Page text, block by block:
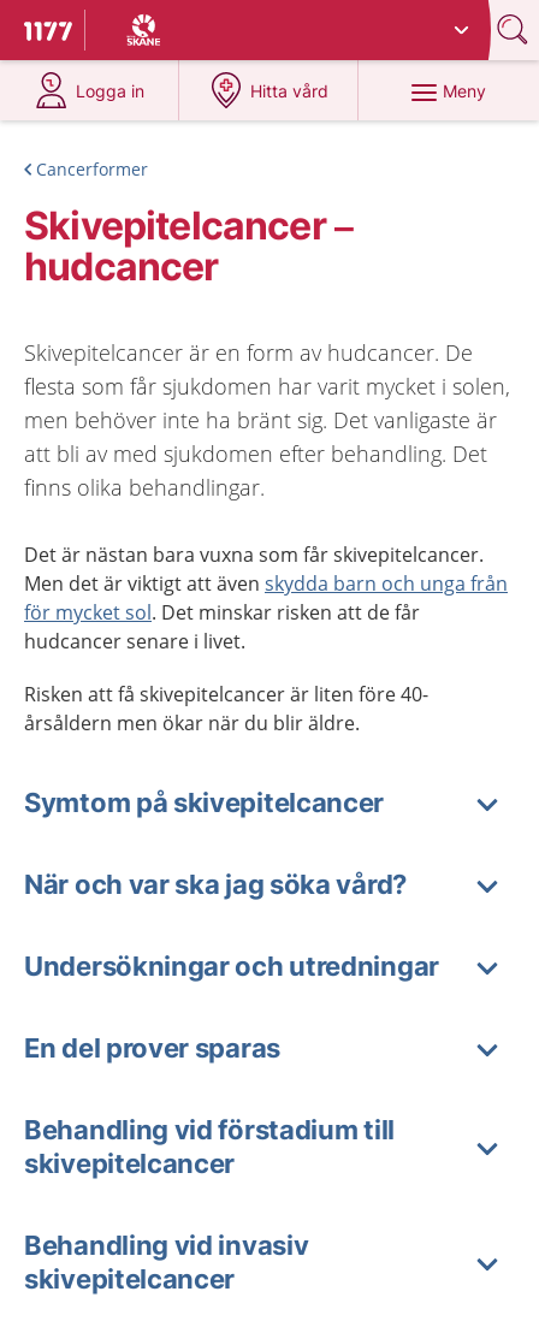
Till startsidan för 1177
Du har valt region
Logga in
på 1177.se
Hitta vård
på 1177.se
Meny
Cancerformer
Skivepitelcancer –
hudcancer
Skivepitelcancer är en form av hudcancer. De
flesta som får sjukdomen har varit mycket i solen,
men behöver inte ha bränt sig. Det vanligaste är
att bli av med sjukdomen efter behandling. Det
finns olika behandlingar.
Det är nästan bara vuxna som får skivepitelcancer.
Men det är viktigt att även skydda barn och unga från
för mycket sol. Det minskar risken att de får
hudcancer senare i livet.
Risken att få skivepitelcancer är liten före 40-
årsåldern men ökar när du blir äldre.
Symtom på skivepitelcancer
När och var ska jag söka vård?
Undersökningar och utredningar
En del prover sparas
Behandling vid förstadium till
skivepitelcancer
Behandling vid invasiv
skivepitelcancer